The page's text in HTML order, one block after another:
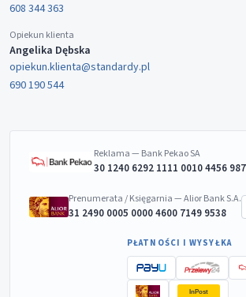
608 344 363
Opiekun klienta
Angelika Dębska
opiekun.klienta@standardy.pl
690 190 544
Reklama — Bank Pekao SA
30 1240 6292 1111 0010 4456
Prenumerata / Księgarnia — Alior Bank S.A.
31 2490 0005 0000 4600 7149 9538
PŁATNOŚCI I WYSYŁKA
InPost